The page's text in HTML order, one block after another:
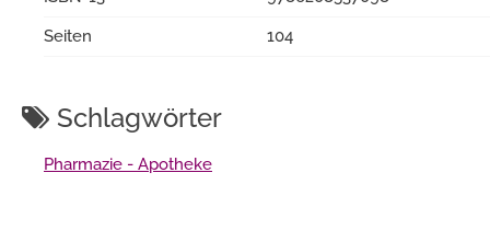
Seiten
104
Schlagwörter
Pharmazie - Apotheke